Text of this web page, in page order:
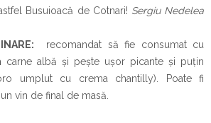
Busuioacă de Cotnari! Sergiu Nedelea
recomandat să fie consumat cu
carne albă și pește ușor picante și puțin
umplut cu crema chantilly). Poate fi
vin de final de masă.